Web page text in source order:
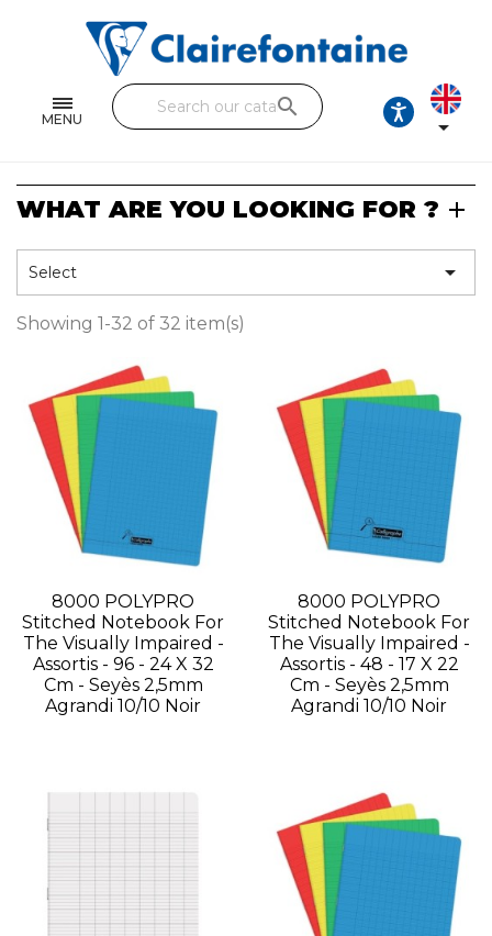
MENU
Single and double sheets
Fine arts
Handicraft
Wrapping papers
Pencil cases & Leather goods
FIND OUR COLLECTIONS
All the collections
search

WHAT ARE YOU LOOKING FOR ?
Select 
Showing 1-32 of 32 item(s)
8000 POLYPRO
Stitched Notebook For
The Visually Impaired -
Assortis - 96 - 24 X 32
Cm - Seyès 2,5mm
Agrandi 10/10 Noir
8000 POLYPRO
Stitched Notebook For
The Visually Impaired -
Assortis - 48 - 17 X 22
Cm - Seyès 2,5mm
Agrandi 10/10 Noir